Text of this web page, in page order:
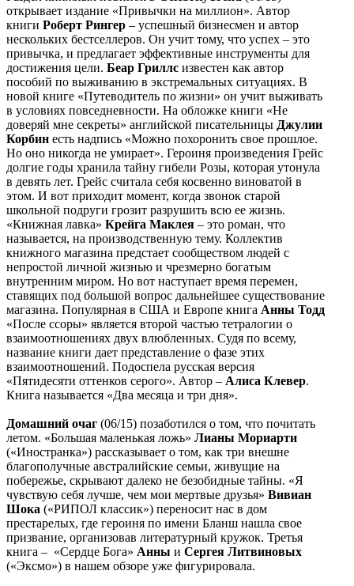
открывает издание «Привычки на миллион». Автор
книги Роберт Рингер – успешный бизнесмен и автор
нескольких бестселлеров. Он учит тому, что успех – это
привычка, и предлагает эффективные инструменты для
достижения цели. Беар Гриллс известен как автор
пособий по выживанию в экстремальных ситуациях. В
новой книге «Путеводитель по жизни» он учит выживать
в условиях повседневности. На обложке книги «Не
доверяй мне секреты» английской писательницы Джулии
Корбин есть надпись «Можно похоронить свое прошлое.
Но оно никогда не умирает». Героиня произведения Грейс
долгие годы хранила тайну гибели Розы, которая утонула
в девять лет. Грейс считала себя косвенно виноватой в
этом. И вот приходит момент, когда звонок старой
школьной подруги грозит разрушить всю ее жизнь.
«Книжная лавка» Крейга Маклея – это роман, что
называется, на производственную тему. Коллектив
книжного магазина предстает сообществом людей с
непростой личной жизнью и чрезмерно богатым
внутренним миром. Но вот наступает время перемен,
ставящих под большой вопрос дальнейшее существование
магазина. Популярная в США и Европе книга Анны Тодд
«После ссоры» является второй частью тетралогии о
взаимоотношениях двух влюбленных. Судя по всему,
название книги дает представление о фазе этих
взаимоотношений. Подоспела русская версия
«Пятидесяти оттенков серого». Автор – Алиса Клевер.
Книга называется «Два месяца и три дня».
Домашний очаг (06/15) позаботился о том, что почитать
летом. «Большая маленькая ложь» Лианы Мориарти
(«Иностранка») рассказывает о том, как три внешне
благополучные австралийские семьи, живущие на
побережье, скрывают далеко не безобидные тайны. «Я
чувствую себя лучше, чем мои мертвые друзья» Вивиан
Шока («РИПОЛ классик») переносит нас в дом
престарелых, где героиня по имени Бланш нашла свое
призвание, организовав литературный кружок. Третья
книга – «Сердце Бога» Анны и Сергея Литвиновых
(«Эксмо») в нашем обзоре уже фигурировала.